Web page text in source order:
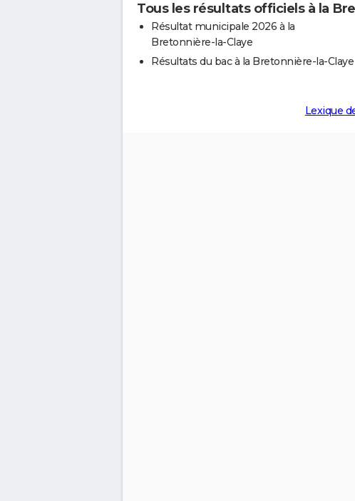
Tous les résultats officiels à la
Résultat municipale 2026 à la
Bretonnière-la-Claye
Résultats du bac à la Bretonnière-la-Claye
Lexique